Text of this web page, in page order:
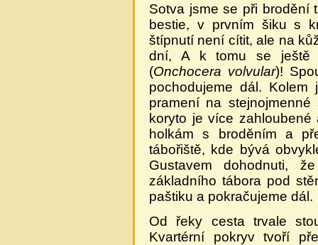
Sotva jsme se při brodění
bestie, v prvním šiku s
štípnutí není cítit, ale na
dní, A k tomu se ještě
(Onchocera volvular)!
pochodujeme dál.
pramení na
koryto je více
holkám s broděním a
tábořiště, kde bývá
Gustavem dohodnuti,
základního tábora pod
paštiku a pokračujeme dál.
Od řeky cesta trvale
Kvartérní pokryv tvoří